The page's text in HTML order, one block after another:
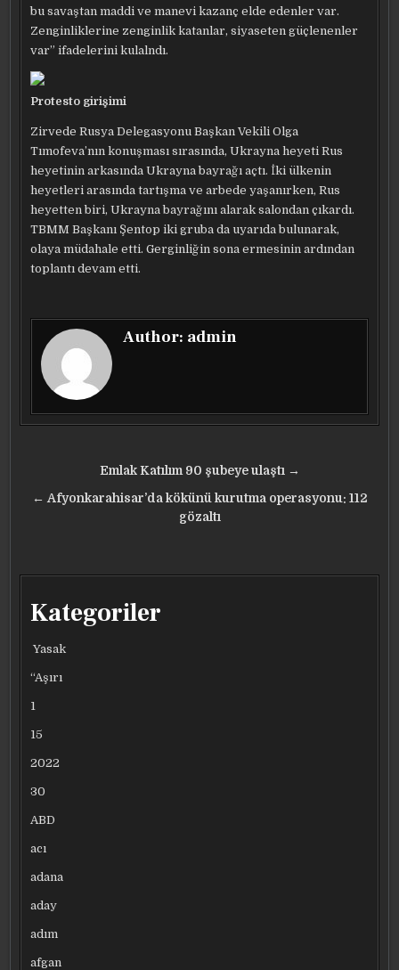
bu savaştan maddi ve manevi kazanç elde edenler var.
Zenginliklerine zenginlik katanlar, siyaseten güçlenenler
var” ifadelerini kulalndı.
Protesto girişimi
Zirvede Rusya Delegasyonu Başkan Vekili Olga
Tımofeva’nın konuşması sırasında, Ukrayna heyeti Rus
heyetinin arkasında Ukrayna bayrağı açtı. İki ülkenin
heyetleri arasında tartışma ve arbede yaşanırken, Rus
heyetten biri, Ukrayna bayrağını alarak salondan çıkardı.
TBMM Başkanı Şentop iki gruba da uyarıda bulunarak,
olaya müdahale etti. Gerginliğin sona ermesinin ardından
toplantı devam etti.
Author: admin
gezinmesi
Emlak Katılım 90 şubeye ulaştı →
← Afyonkarahisar’da kökünü kurutma operasyonu: 112
gözaltı
Kategoriler
Yasak
“Aşırı
1
15
2022
30
ABD
acı
adana
aday
adım
afgan